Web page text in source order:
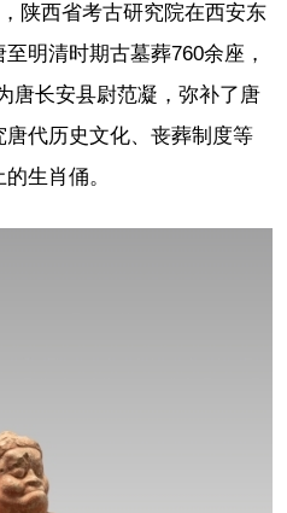
陕西省考古研究院在西安东
明清时期古墓葬760余座，
唐长安县尉范凝，弥补了唐
代历史文化、丧葬制度等
生肖俑。